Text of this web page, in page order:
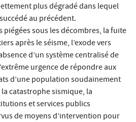
plus dégradé dans lequel
au précédent.
piégées sous les décombres, la fuite
après le séisme, l’exode vers
d’un système centralisé de
urgence de répondre aux
d’une population soudainement
catastrophe sismique, la
et services publics
de moyens d’intervention pour